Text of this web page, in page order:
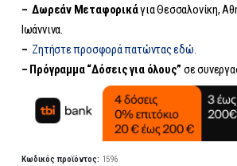
– Δωρεάν Μεταφορικάγια Θεσσαλονίκη,
Ιωάννινα.
– Ζητήστε προσφορά πατώντας εδώ.
– Πρόγραμμα “Δόσεις για όλους” σε
Κωδικός προϊόντος: 1596